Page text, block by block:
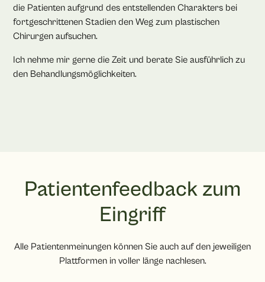
die Patienten aufgrund des entstellenden Charakters bei
fortgeschrittenen Stadien den Weg zum plastischen
Chirurgen aufsuchen.
Ich nehme mir gerne die Zeit und berate Sie ausführlich zu
den Behandlungsmöglichkeiten.
Patientenfeedback zum
Eingriff
Alle Patientenmeinungen können Sie auch auf den jeweiligen
Plattformen in voller länge nachlesen.